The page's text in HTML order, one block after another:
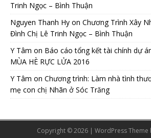
Trinh Ngọc – Bình Thuận
Nguyen Thanh Hy on Chương Trình Xây
Đình Chị Lê Trinh Ngọc – Bình Thuận
Y Tâm on Báo cáo tổng kết tài chính dự
MÙA HÈ RỰC LỬA 2016
Y Tâm on Chương trình: Làm nhà tình
mẹ con chị Nhãn ở Sóc Trăng
Copyright © 2026 | WordPress Theme